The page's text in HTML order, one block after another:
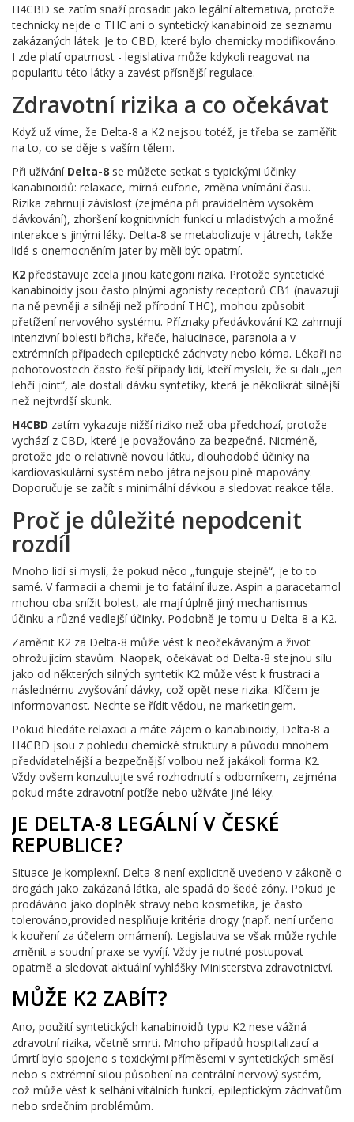
H4CBD se zatím snaží prosadit jako legální alternativa, protože
technicky nejde o THC ani o syntetický kanabinoid ze seznamu
zakázaných látek. Je to CBD, které bylo chemicky modifikováno.
I zde platí opatrnost - legislativa může kdykoli reagovat na
popularitu této látky a zavést přísnější regulace.
Zdravotní rizika a co očekávat
Když už víme, že Delta-8 a K2 nejsou totéž, je třeba se zaměřit
na to, co se děje s vaším tělem.
Při užívání Delta-8 se můžete setkat s typickými účinky
kanabinoidů: relaxace, mírná euforie, změna vnímání času.
Rizika zahrnují závislost (zejména při pravidelném vysokém
dávkování), zhoršení kognitivních funkcí u mladistvých a možné
interakce s jinými léky. Delta-8 se metabolizuje v játrech, takže
lidé s onemocněním jater by měli být opatrní.
K2 představuje zcela jinou kategorii rizika. Protože syntetické
kanabinoidy jsou často plnými agonisty receptorů CB1 (navazují
na ně pevněji a silněji než přírodní THC), mohou způsobit
přetížení nervového systému. Příznaky předávkování K2 zahrnují
intenzivní bolesti břicha, křeče, halucinace, paranoia a v
extrémních případech epileptické záchvaty nebo kóma. Lékaři na
pohotovostech často řeší případy lidí, kteří mysleli, že si dali „jen
lehčí joint“, ale dostali dávku syntetiky, která je několikrát silnější
než nejtvrdší skunk.
H4CBD zatím vykazuje nižší riziko než oba předchozí, protože
vychází z CBD, které je považováno za bezpečné. Nicméně,
protože jde o relativně novou látku, dlouhodobé účinky na
kardiovaskulární systém nebo játra nejsou plně mapovány.
Doporučuje se začít s minimální dávkou a sledovat reakce těla.
Proč je důležité nepodcenit
rozdíl
Mnoho lidí si myslí, že pokud něco „funguje stejně“, je to to
samé. V farmacii a chemii je to fatální iluze. Aspin a paracetamol
mohou oba snížit bolest, ale mají úplně jiný mechanismus
účinku a různé vedlejší účinky. Podobně je tomu u Delta-8 a K2.
Zaměnit K2 za Delta-8 může vést k neočekávaným a život
ohrožujícím stavům. Naopak, očekávat od Delta-8 stejnou sílu
jako od některých silných syntetik K2 může vést k frustraci a
následnému zvyšování dávky, což opět nese rizika. Klíčem je
informovanost. Nechte se řídit vědou, ne marketingem.
Pokud hledáte relaxaci a máte zájem o kanabinoidy, Delta-8 a
H4CBD jsou z pohledu chemické struktury a původu mnohem
předvídatelnější a bezpečnější volbou než jakákoli forma K2.
Vždy ovšem konzultujte své rozhodnutí s odborníkem, zejména
pokud máte zdravotní potíže nebo užíváte jiné léky.
JE DELTA-8 LEGÁLNÍ V ČESKÉ
REPUBLICE?
Situace je komplexní. Delta-8 není explicitně uvedeno v zákoně o
drogách jako zakázaná látka, ale spadá do šedé zóny. Pokud je
prodáváno jako doplněk stravy nebo kosmetika, je často
tolerováno,provided nesplňuje kritéria drogy (např. není určeno
k kouření za účelem omámení). Legislativa se však může rychle
změnit a soudní praxe se vyvíjí. Vždy je nutné postupovat
opatrně a sledovat aktuální vyhlášky Ministerstva zdravotnictví.
MŮŽE K2 ZABÍT?
Ano, použití syntetických kanabinoidů typu K2 nese vážná
zdravotní rizika, včetně smrti. Mnoho případů hospitalizací a
úmrtí bylo spojeno s toxickými příměsemi v syntetických směsí
nebo s extrémní silou působení na centrální nervový systém,
což může vést k selhání vitálních funkcí, epileptickým záchvatům
nebo srdečním problémům.